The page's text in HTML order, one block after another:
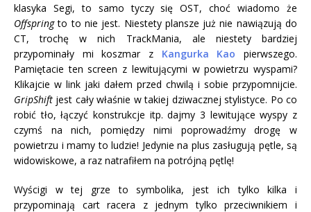
klasyka Segi, to samo tyczy się OST, choć wiadomo że
Offspringto to nie jest. Niestety plansze już nie nawiązują do
CT, trochę w nich TrackMania, ale niestety bardziej
przypominały mi koszmar z Kangurka Kao pierwszego.
Pamiętacie ten screen z lewitującymi w powietrzu wyspami?
Klikajcie w link jaki dałem przed chwilą i sobie przypomnijcie.
GripShift jest cały właśnie w takiej dziwacznej stylistyce. Po co
robić tło, łączyć konstrukcje itp. dajmy 3 lewitujące wyspy z
czymś na nich, pomiędzy nimi poprowadźmy drogę w
powietrzu i mamy to ludzie! Jedynie na plus zasługują pętle, są
widowiskowe, a raz natrafiłem na potrójną pętlę!
Wyścigi w tej grze to symbolika, jest ich tylko kilka i
przypominają cart racera z jednym tylko przeciwnikiem i